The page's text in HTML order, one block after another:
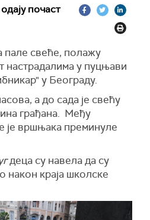
коктела и два
сам је то учинио и
да било које дете
да направи један
у школу како
да дође, да пружи помоћ,
препреку и барикаду,
оквир пиштоља и исти
Милић.
почаст
пале свеће, полажу
настрадалима у пуцњави
у Београду.
а до сада је свећу
грађана. Међу
је вршњака преминуле
деца су навела да су
након краја школске